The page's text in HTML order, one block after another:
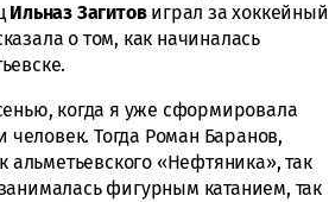
Ильназ Загитовиграл за хоккейный
о том, как начиналась
когда я уже сформировала
человек. Тогда Роман Баранов,
«Нефтяника», так
фигурным катанием, так